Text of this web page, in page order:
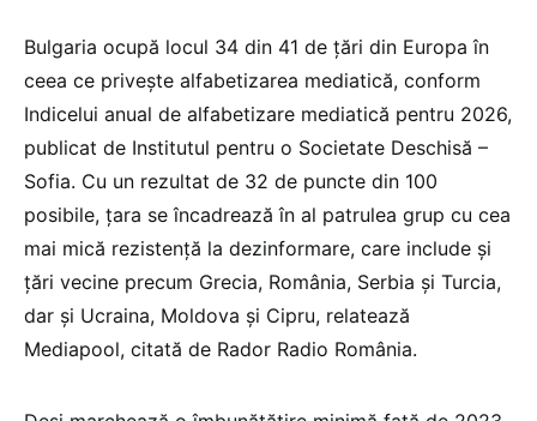
Bulgaria ocupă locul 34 din 41 de țări din Europa în
ceea ce privește alfabetizarea mediatică, conform
Indicelui anual de alfabetizare mediatică pentru 2026,
publicat de Institutul pentru o Societate Deschisă –
Sofia. Cu un rezultat de 32 de puncte din 100
posibile, țara se încadrează în al patrulea grup cu cea
mai mică rezistență la dezinformare, care include și
țări vecine precum Grecia, România, Serbia și Turcia,
dar și Ucraina, Moldova și Cipru, relatează
Mediapool, citată de Rador Radio România.